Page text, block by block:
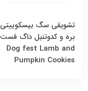
تشویقی سگ بیسکوییتی
بره و کدوتنبل داگ فست
Dog fest Lamb and
Pumpkin Cookies